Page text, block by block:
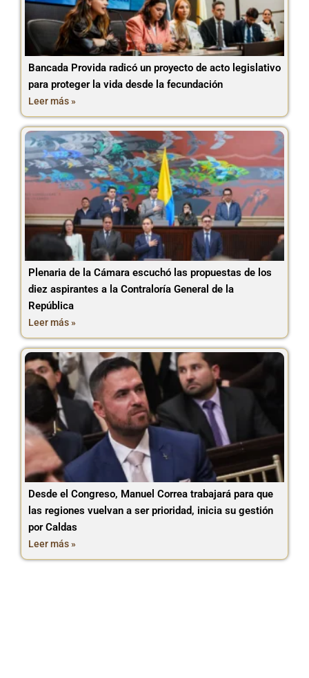
Bancada Provida radicó un proyecto de acto legislativo
para proteger la vida desde la fecundación
Leer más »
Plenaria de la Cámara escuchó las propuestas de los
diez aspirantes a la Contraloría General de la
República
Leer más »
Desde el Congreso, Manuel Correa trabajará para que
las regiones vuelvan a ser prioridad, inicia su gestión
por Caldas
Leer más »